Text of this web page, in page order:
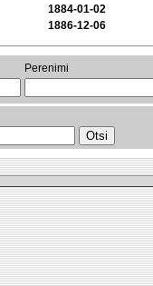
1884-01-02
1886-12-06
Perenimi